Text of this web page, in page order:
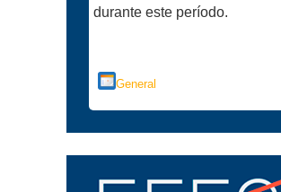
durante este período.
General